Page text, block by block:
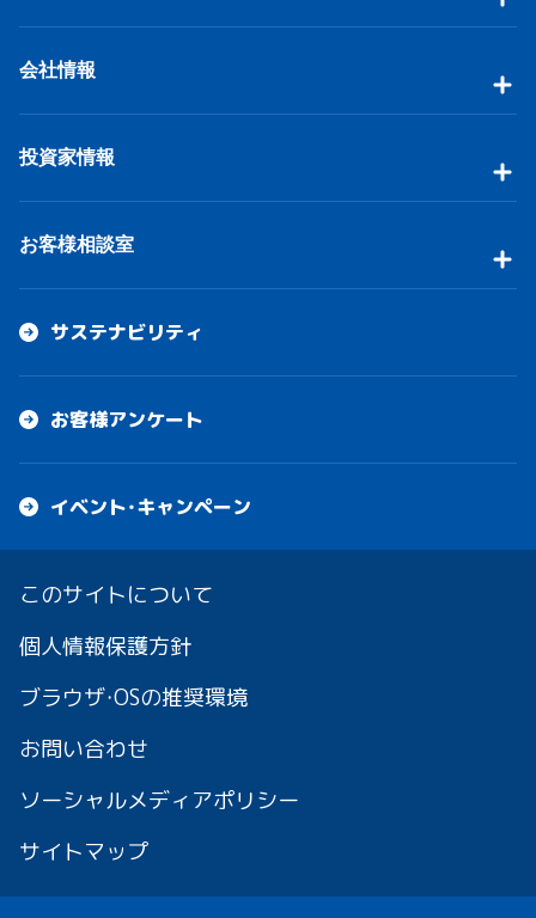
会社情報
投資家情報
お客様相談室
サステナビリティ
お客様アンケート
イベント・キャンペーン
このサイトについて
個人情報保護方針
ブラウザ・OSの推奨環境
お問い合わせ
ソーシャルメディアポリシー
サイトマップ